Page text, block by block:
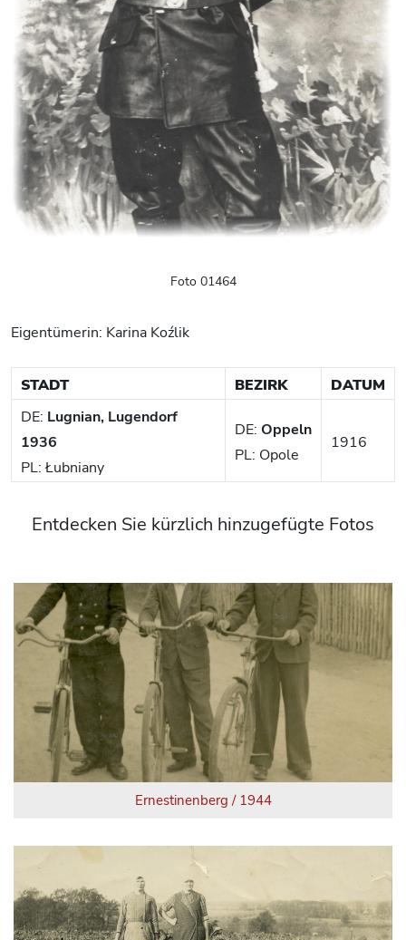
Foto 01464
Eigentümerin: Karina Koźlik
STADT BEZIRK
DATUM
DE: Lugnian, Lugendorf
1936
PL: Łubniany
DE: Oppeln
PL: Opole
1916
Entdecken Sie kürzlich hinzugefügte Fotos
Ernestinenberg / 1944